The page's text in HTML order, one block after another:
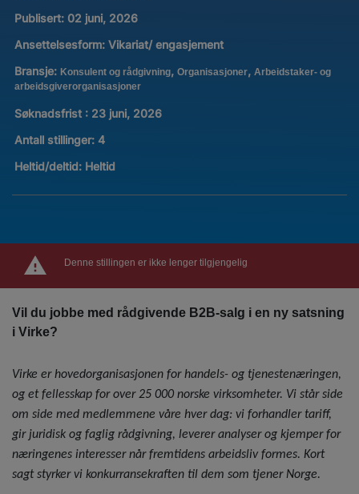
Publisert: 02 juni, 2026
Ansettelsesform: Vikariat/ engasjement
Bransje: Konsulent og rådgivning, Organisasjoner, Arbeidstaker- og
arbeidsgiverorganisasjoner
Søknadsfrist : 23 juni, 2026
Antall stillinger: 4
Heltid/deltid: Heltid
Denne stillingen er ikke lenger tilgjengelig
Vil du jobbe med rådgivende B2B-salg i en ny satsning
i Virke?
Virke er hovedorganisasjonen for handels- og tjenestenæringen,
og et fellesskap for over 25 000 norske virksomheter. Vi står side
om side med medlemmene våre hver dag: vi forhandler tariff,
gir juridisk og faglig rådgivning, leverer analyser og kjemper for
næringenes interesser når fremtidens arbeidsliv formes. Kort
sagt styrker vi konkurransekraften til dem som tjener Norge.